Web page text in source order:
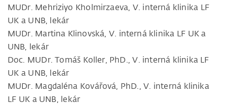
MUDr. Mehriziyo Kholmirzaeva, V. interná klinika LF
UK a UNB, lekár
MUDr. Martina Klinovská, V. interná klinika LF UK a
UNB, lekár
Doc. MUDr. Tomáš Koller, PhD., V. interná klinika LF
UK a UNB, lekár
MUDr. Magdaléna Kovářová, PhD., V. interná klinika
LF UK a UNB, lekár